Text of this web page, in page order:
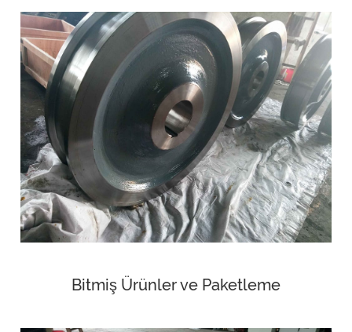
Bitmiş Ürünler ve Paketleme